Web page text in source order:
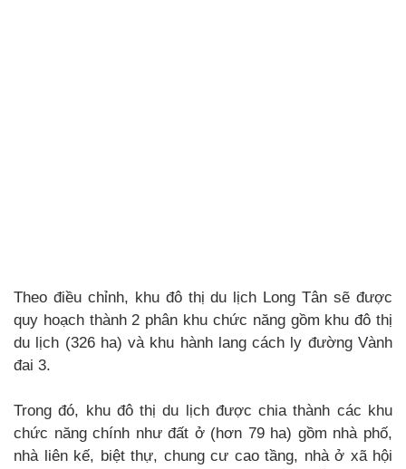
Theo điều chỉnh, khu đô thị du lịch Long Tân sẽ được
quy hoạch thành 2 phân khu chức năng gồm khu đô thị
du lịch (326 ha) và khu hành lang cách ly đường Vành
đai 3.
Trong đó, khu đô thị du lịch được chia thành các khu
chức năng chính như đất ở (hơn 79 ha) gồm nhà phố,
nhà liên kế, biệt thự, chung cư cao tầng, nhà ở xã hội